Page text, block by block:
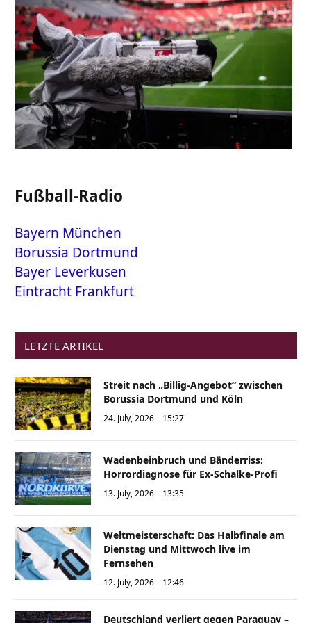
Fußball-Radio
Bayern München
Borussia Dortmund
Bayer Leverkusen
Eintracht Frankfurt
LETZTE ARTIKEL
Streit nach „Billig-Angebot“ zwischen
Borussia Dortmund und Köln
24. July, 2026 – 15:27
Wadenbeinbruch und Bänderriss:
Horrordiagnose für Ex-Schalke-Profi
13. July, 2026 – 13:35
Weltmeisterschaft: Das Halbfinale am
Dienstag und Mittwoch live im
Fernsehen
12. July, 2026 – 12:46
Deutschland verliert gegen Paraguay –